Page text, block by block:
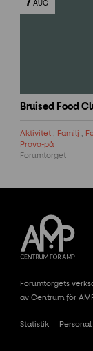
7 AUG
Bruised Food
Aktivitet Familj
Prova-på
Forumtorget
Forumtorgets
av Centrum för
Statistik Personal